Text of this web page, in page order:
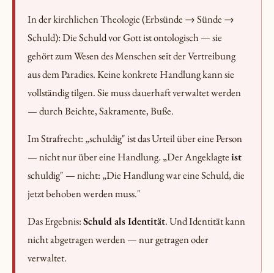
In der kirchlichen Theologie (Erbsünde → Sünde →
Schuld): Die Schuld vor Gott ist ontologisch — sie
gehört zum Wesen des Menschen seit der Vertreibung
aus dem Paradies. Keine konkrete Handlung kann sie
vollständig tilgen. Sie muss dauerhaft verwaltet werden
— durch Beichte, Sakramente, Buße.
Im Strafrecht: „schuldig" ist das Urteil über eine Person
— nicht nur über eine Handlung. „Der Angeklagteist
schuldig" — nicht: „Die Handlung war eine Schuld, die
jetzt behoben werden muss."
Das Ergebnis:Schuld als Identität. Und Identität kann
nicht abgetragen werden — nur getragen oder
verwaltet.